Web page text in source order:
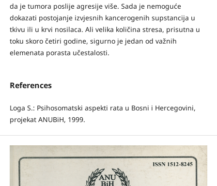
da je tumora poslije agresije više. Sada je nemoguće
dokazati postojanje izvjesnih kancerogenih supstancija u
tkivu ili u krvi nosilaca. Ali velika količina stresa, prisutna u
toku skoro četiri godine, sigurno je jedan od važnih
elemenata porasta učestalosti.
References
Loga S.: Psihosomatski aspekti rata u Bosni i Hercegovini,
projekat ANUBiH, 1999.